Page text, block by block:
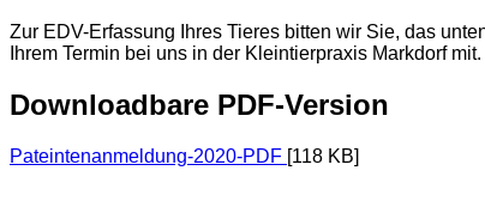
Zur EDV-Erfassung Ihres Tieres bitten wir Sie, das
Ihrem Termin bei uns in der Kleintierpraxis Markdorf
Downloadbare PDF-Version
Pateintenanmeldung-2020-PDF [118 KB]